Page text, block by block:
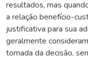
resultados, mas
a relação benefício-
justificativa para sua
geralmente
tomada da decisão,